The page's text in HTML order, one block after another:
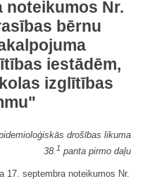
noteikumos Nr.
bērnu
iestādēm,
izglītības
drošības likuma
38. 1 panta pirmo daļu
17. septembra noteikumos Nr.